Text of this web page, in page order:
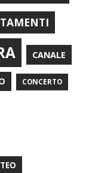
CANALE
CONCERTO